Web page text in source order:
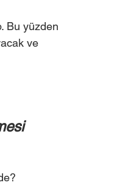
Bu yüzden
ve